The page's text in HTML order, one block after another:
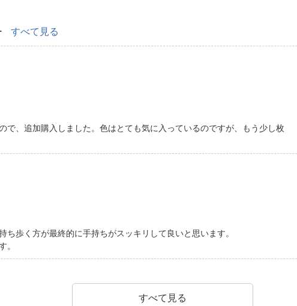
すべて見る
で、追加購入しました。色はとても気に入っているのですが、もう少し枚
歩く方が最終的に手持ちがスッキリして良いと思います。
。
すべて見る